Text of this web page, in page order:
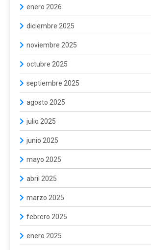
enero 2026
diciembre 2025
noviembre 2025
octubre 2025
septiembre 2025
agosto 2025
julio 2025
junio 2025
mayo 2025
abril 2025
marzo 2025
febrero 2025
enero 2025